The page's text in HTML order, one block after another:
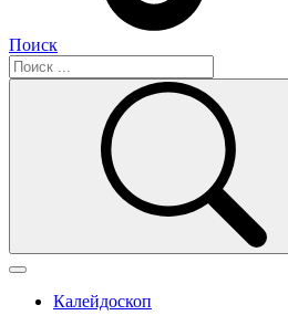
Поиск
Калейдоскоп